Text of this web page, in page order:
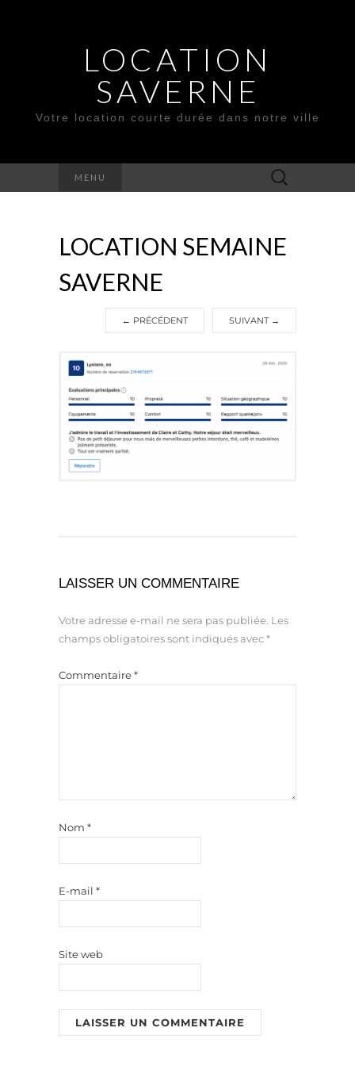
LOCATION
SAVERNE
Votre location courte durée dans notre ville
MENU Rechercher :
LOCATION SEMAINE
SAVERNE
← PRÉCÉDENT SUIVANT →
LAISSER UN COMMENTAIRE
Votre adresse e-mail ne sera pas publiée. Les
champs obligatoires sont indiqués avec*
Commentaire*
Nom *
E-mail *
Site web